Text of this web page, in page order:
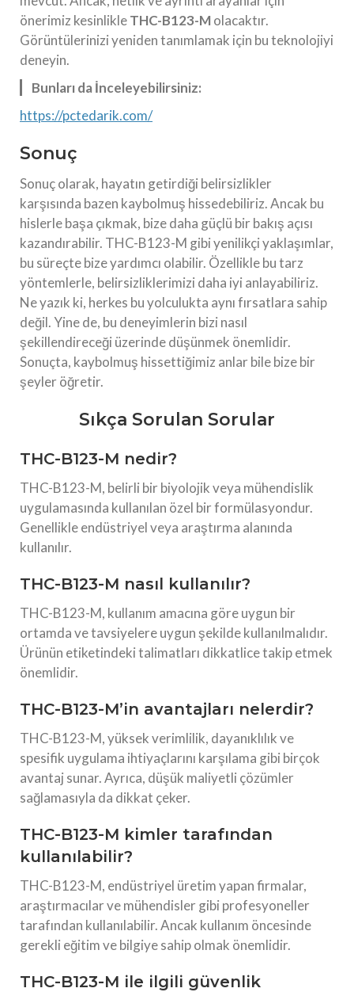
önerimiz kesinlikleTHC-B123-Molacaktır.
Görüntülerinizi yeniden tanımlamak için bu teknolojiyi
deneyin.
Bunları da İnceleyebilirsiniz:
https://pctedarik.com/
Sonuç
Sonuç olarak, hayatın getirdiği belirsizlikler
karşısında bazen kaybolmuş hissedebiliriz. Ancak bu
hislerle başa çıkmak, bize daha güçlü bir bakış açısı
kazandırabilir. THC-B123-M gibi yenilikçi yaklaşımlar,
bu süreçte bize yardımcı olabilir. Özellikle bu tarz
yöntemlerle, belirsizliklerimizi daha iyi anlayabiliriz.
Ne yazık ki, herkes bu yolculukta aynı fırsatlara sahip
değil. Yine de, bu deneyimlerin bizi nasıl
şekillendireceği üzerinde düşünmek önemlidir.
Sonuçta, kaybolmuş hissettiğimiz anlar bile bize bir
şeyler öğretir.
Sıkça Sorulan Sorular
THC-B123-M nedir?
THC-B123-M, belirli bir biyolojik veya mühendislik
uygulamasında kullanılan özel bir formülasyondur.
Genellikle endüstriyel veya araştırma alanında
kullanılır.
THC-B123-M nasıl kullanılır?
THC-B123-M, kullanım amacına göre uygun bir
ortamda ve tavsiyelere uygun şekilde kullanılmalıdır.
Ürünün etiketindeki talimatları dikkatlice takip etmek
önemlidir.
THC-B123-M’in avantajları nelerdir?
THC-B123-M, yüksek verimlilik, dayanıklılık ve
spesifik uygulama ihtiyaçlarını karşılama gibi birçok
avantaj sunar. Ayrıca, düşük maliyetli çözümler
sağlamasıyla da dikkat çeker.
THC-B123-M kimler tarafından
kullanılabilir?
THC-B123-M, endüstriyel üretim yapan firmalar,
araştırmacılar ve mühendisler gibi profesyoneller
tarafından kullanılabilir. Ancak kullanım öncesinde
gerekli eğitim ve bilgiye sahip olmak önemlidir.
THC-B123-M ile ilgili güvenlik